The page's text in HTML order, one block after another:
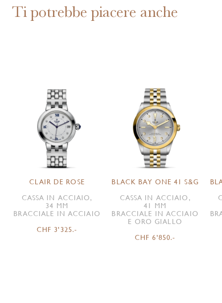
Ti potrebbe piacere anche
CLAIR DE ROSE
CASSA IN ACCIAIO,
34 MM
BRACCIALE IN ACCIAIO
CHF 3'325.-
BLACK BAY ONE 41 S&G
CASSA IN ACCIAIO,
41 MM
BRACCIALE IN ACCIAIO
E ORO GIALLO
CHF 6'850.-